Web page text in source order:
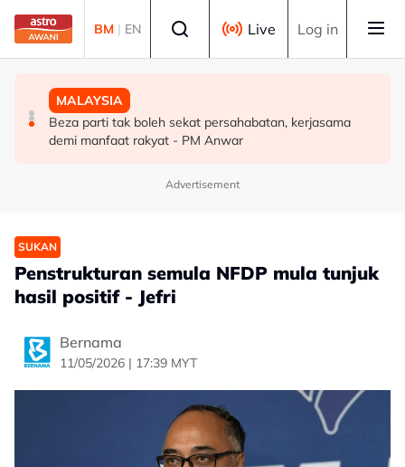
Skip to main content
BM | EN Live Log in
MALAYSIA
Pengacara, ahli perniagaan ditahan bantu siasatan
audio siar sentuh isu sensitiviti agama
DUNIA
PM Thailand arah undang-undang senjata api diperketat
selepas insiden tembakan di sekolah
MALAYSIA
Beza parti tak boleh sekat persahabatan, kerjasama
demi manfaat rakyat - PM Anwar
Advertisement
SUKAN
Penstrukturan semula NFDP mula tunjuk
hasil positif - Jefri
Bernama
11/05/2026 | 17:39 MYT